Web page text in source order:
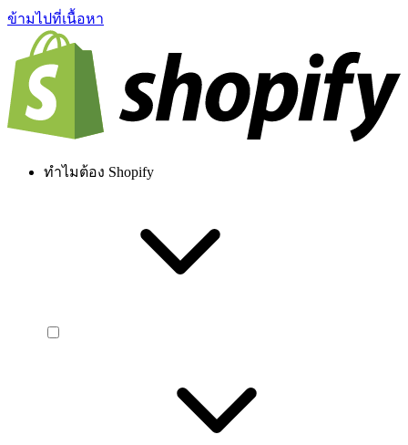
ข้ามไปที่เนื้อหา
ทำไมต้อง Shopify